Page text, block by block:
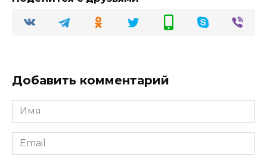
Добавить комментарий
Имя
Email